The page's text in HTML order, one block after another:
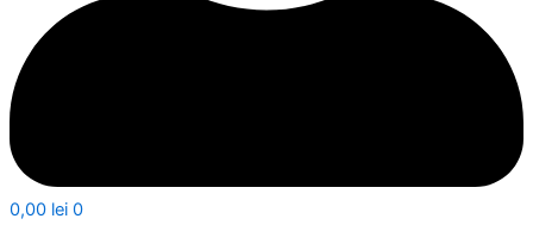
0,00 lei 0